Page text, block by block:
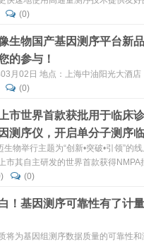
自由的选择。 GenoLab M是真迈生物
长模式，从生殖遗传检测、传染感染检
肿瘤相关检测，从WGS、WES、动植
组...
(0)
生物国产基因测序平台新品
的参与！
月02日 地点：上海中油阳光大酒店
(0)
市世界首款获批用于临床诊
测序仪，开启单分子测序临
物举行主题为“创新•突破•引领”的线
市其自主研发的世界首款获得NMPA
分子基因测序仪——GenoCare
(0)
！基因测序可靠性有了计量
将为基因组测序数据质量的可靠性和